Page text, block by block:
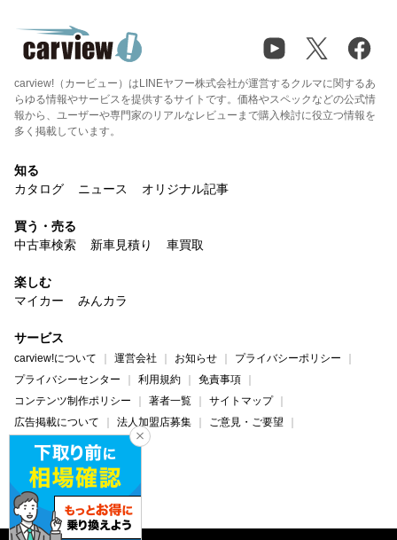
carview!（カービュー）はLINEヤフー株式会社が運営するクルマに関するあ
らゆる情報やサービスを提供するサイトです。価格やスペックなどの公式情
報から、ユーザーや専門家のリアルなレビューまで購入検討に役立つ情報を
多く掲載しています。
知る
カタログ
ニュース オリジナル記事
買う・売る
中古車検索
新車見積り 車買取
楽しむ
マイカー
みんカラ
サービス
carview!について 運営会社 お知らせ
プライバシーポリシー
プライバシーセンター
利用規約
免責事項
コンテンツ制作ポリシー
著者一覧
サイトマップ
広告掲載について
法人加盟店募集
ご意見・ご要望
ヘルプ・お問い合わせ
carview! Yahoo! JAPAN